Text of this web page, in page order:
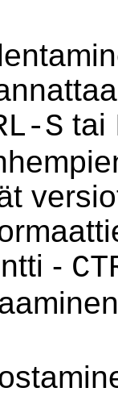
S tai
-